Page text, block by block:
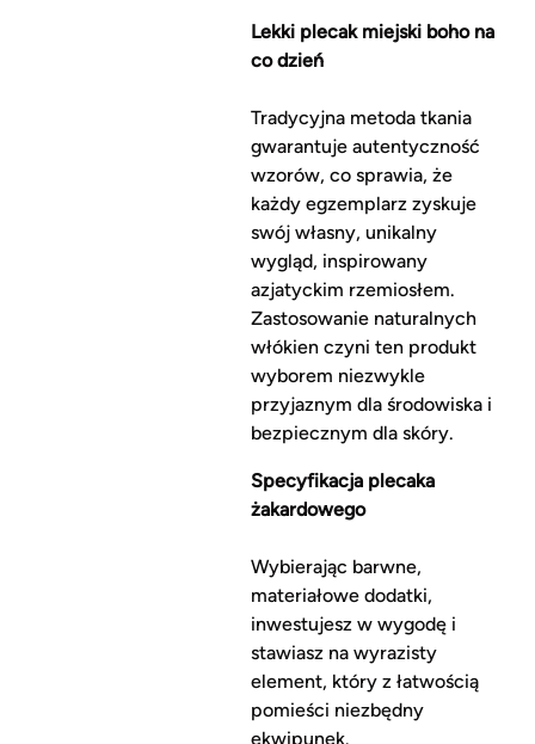
Lekki plecak miejski boho na
co dzień
Tradycyjna metoda tkania
gwarantuje autentyczność
wzorów, co sprawia, że
każdy egzemplarz zyskuje
swój własny, unikalny
wygląd, inspirowany
azjatyckim rzemiosłem.
Zastosowanie naturalnych
włókien czyni ten produkt
wyborem niezwykle
przyjaznym dla środowiska i
bezpiecznym dla skóry.
Specyfikacja plecaka
żakardowego
Wybierając barwne,
materiałowe dodatki,
inwestujesz w wygodę i
stawiasz na wyrazisty
element, który z łatwością
pomieści niezbędny
ekwipunek.